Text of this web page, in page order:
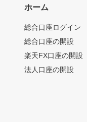
ホーム
総合口座ログイン
総合口座の開設
楽天FX口座の開設
法人口座の開設